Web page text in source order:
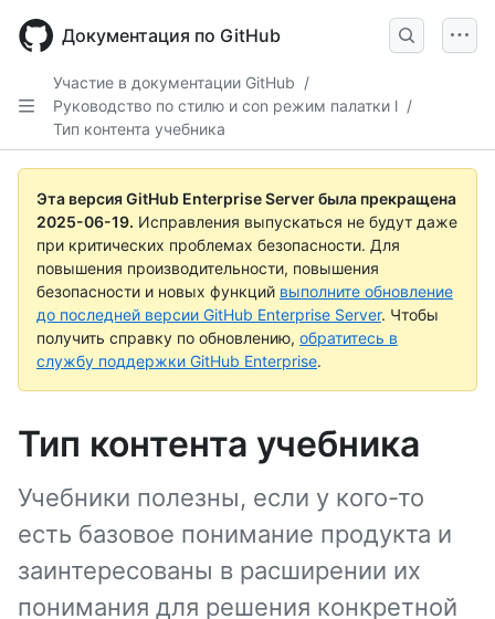
main
content
Документация по GitHub
Участие в документации GitHub /
Руководство по стилю и con режим палатки l /
Тип контента учебника
Эта версия GitHub Enterprise Server была прекращена
2025-06-19. Исправления выпускаться не будут даже
при критических проблемах безопасности. Для
повышения производительности, повышения
безопасности и новых функций выполните обновление
до последней версии GitHub Enterprise Server. Чтобы
получить справку по обновлению, обратитесь в
службу поддержки GitHub Enterprise.
Тип контента учебника
Учебники полезны, если у кого-то
есть базовое понимание продукта и
заинтересованы в расширении их
понимания для решения конкретной